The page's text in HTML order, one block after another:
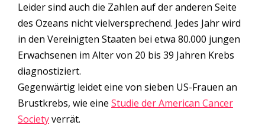
Leider sind auch die Zahlen auf der anderen Seite
des Ozeans nicht vielversprechend. Jedes Jahr wird
in den Vereinigten Staaten bei etwa 80.000 jungen
Erwachsenen im Alter von 20 bis 39 Jahren Krebs
diagnostiziert.
Gegenwärtig leidet eine von sieben US-Frauen an
Brustkrebs, wie eine Studie der American Cancer
Societyverrät.